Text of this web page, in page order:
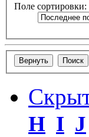
Поле сортировки:
H I J